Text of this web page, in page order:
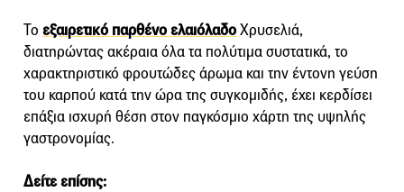
Το εξαιρετικό παρθένο ελαιόλαδοΧρυσελιά,
διατηρώντας ακέραια όλα τα πολύτιμα συστατικά, το
χαρακτηριστικό φρουτώδες άρωμα και την έντονη γεύση
του καρπού κατά την ώρα της συγκομιδής, έχει κερδίσει
επάξια ισχυρή θέση στον παγκόσμιο χάρτη της υψηλής
γαστρονομίας.
Δείτε επίσης: